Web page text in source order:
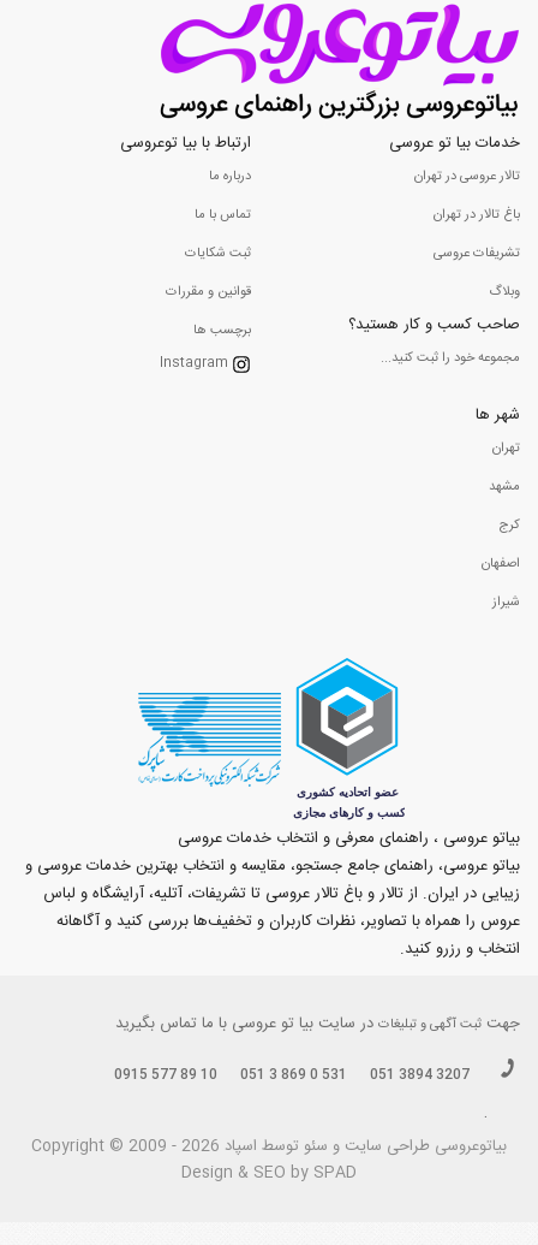
خدمات بیا تو عروسی
تالار عروسی در تهران
باغ تالار در تهران
تشریفات عروسی
وبلاگ
صاحب کسب و کار هستید؟
مجموعه خود را ثبت کنید...
ارتباط با بیا توعروسی
درباره ما
تماس با ما
ثبت شکایات
قوانین و مقررات
برچسب ها
Instagram
شهر ها
تهران
مشهد
کرج
اصفهان
شیراز
بیاتو عروسی ، راهنمای معرفی و انتخاب خدمات عروسی
بیاتو عروسی، راهنمای جامع جستجو، مقایسه و انتخاب بهترین خدمات عروسی و
زیبایی در ایران. از تالار و باغ تالار عروسی تا تشریفات، آتلیه، آرایشگاه و لباس
عروس را همراه با تصاویر، نظرات کاربران و تخفیف‌ها بررسی کنید و آگاهانه
انتخاب و رزرو کنید.
جهت ثبت آگهی و تبلیغات در سایت بیا تو عروسی با ما تماس بگیرید
051 3894 3207
051 3 869 0 531
0915 577 89 10
.
بیاتوعروسی Copyright © 2009 - 2026 طراحی سايت و سئو توسط اسپاد
Design & SEO by SPAD